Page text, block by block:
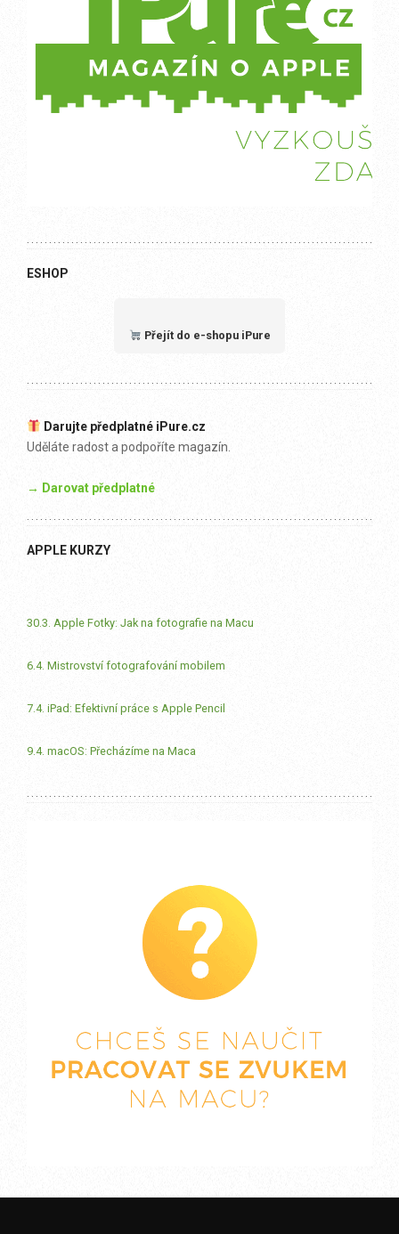
ESHOP
Přejít do e-shopu iPure
Darujte předplatné iPure.cz
Uděláte radost a podpoříte magazín.
→ Darovat předplatné
APPLE KURZY
30.3. Apple Fotky: Jak na fotografie na Macu
6.4. Mistrovství fotografování mobilem
7.4. iPad: Efektivní práce s Apple Pencil
9.4. macOS: Přecházíme na Maca